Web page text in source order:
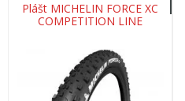
Plášt MICHELIN FORCE XC
COMPETITION LINE